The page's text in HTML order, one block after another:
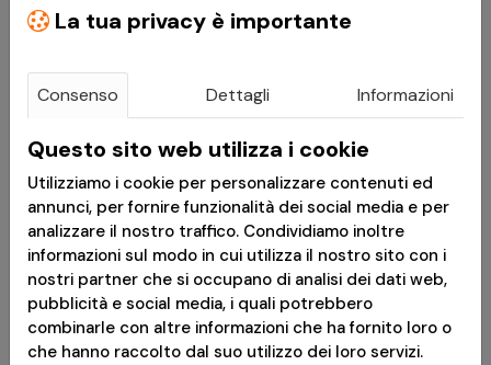
WOODLAND 3X6M
VAI AL PRODOTTO
BERMUDA BRANDIT
LEGEND
SANDSTORM
La tua privacy è importante
Consenso Dettagli Informazioni
Questo sito web utilizza i cookie
Utilizziamo i cookie per personalizzare contenuti ed
annunci, per fornire funzionalità dei social media e per
analizzare il nostro traffico. Condividiamo inoltre
informazioni sul modo in cui utilizza il nostro sito con i
nostri partner che si occupano di analisi dei dati web,
pubblicità e social media, i quali potrebbero
combinarle con altre informazioni che ha fornito loro o
che hanno raccolto dal suo utilizzo dei loro servizi.